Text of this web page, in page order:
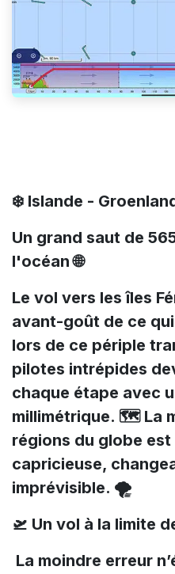
❄️ Islande -
Un grand saut de
l'océan 🌐
Le vol vers les îles
avant-goût de ce
lors de ce périple
pilotes intrépides
chaque étape avec
millimétrique. 🗺️ La
régions du globe
capricieuse,
imprévisible. 🌪️
🛫 Un vol à la limite
La moindre erreur